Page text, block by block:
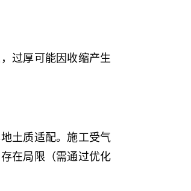
过厚可能因收缩产生
土质适配。施工受气
在局限（需通过优化